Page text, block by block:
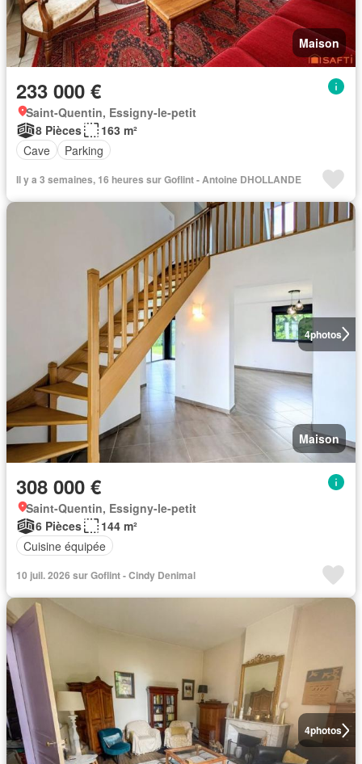
Maison
233 000 €
Saint-Quentin, Essigny-le-petit
8 Pièces
163 m²
Cave
Parking
Il y a 3 semaines, 16 heures sur Goflint - Antoine DHOLLANDE
4photos
Maison
308 000 €
Saint-Quentin, Essigny-le-petit
6 Pièces
144 m²
Cuisine équipée
10 juil. 2026 sur Goflint - Cindy Denimal
4photos